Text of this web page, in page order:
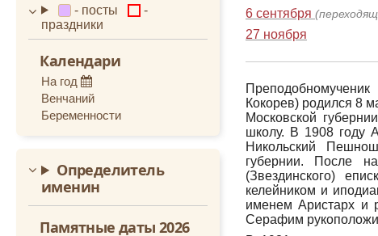
6 сентября
27 ноября
Кокорев) родился 8
Московской
школу. В 1908 году
Никольский
губернии. После
(Звездинского)
келейником и
именем Аристарх и
Серафим
Июль
Август
Сентябрь
Октябрь
Ноябрь
- посты
-
праздники
Календари
На год
Венчаний
Беременности
Определитель
именин
Памятные даты 2026